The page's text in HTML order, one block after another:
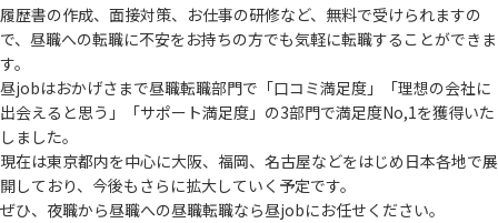
履歴書の作成、面接対策、お仕事の研修など、無料で受けられますの
で、 昼職への転職に不安をお持ちの方でも気軽に転職することができま
す。
昼jobはおかげさまで昼職転職部門で「口コミ満足度」「理想の会社に
出会えると思う」
「サポート満足度」の3部門で満足度No,1を獲得いた
しました。
現在は東京都内を中心に大阪、福岡、名古屋などをはじめ日本各地で展
開しており、 今後もさらに拡大していく予定です。
ぜひ、夜職から昼職への昼職転職なら昼jobにお任せください。